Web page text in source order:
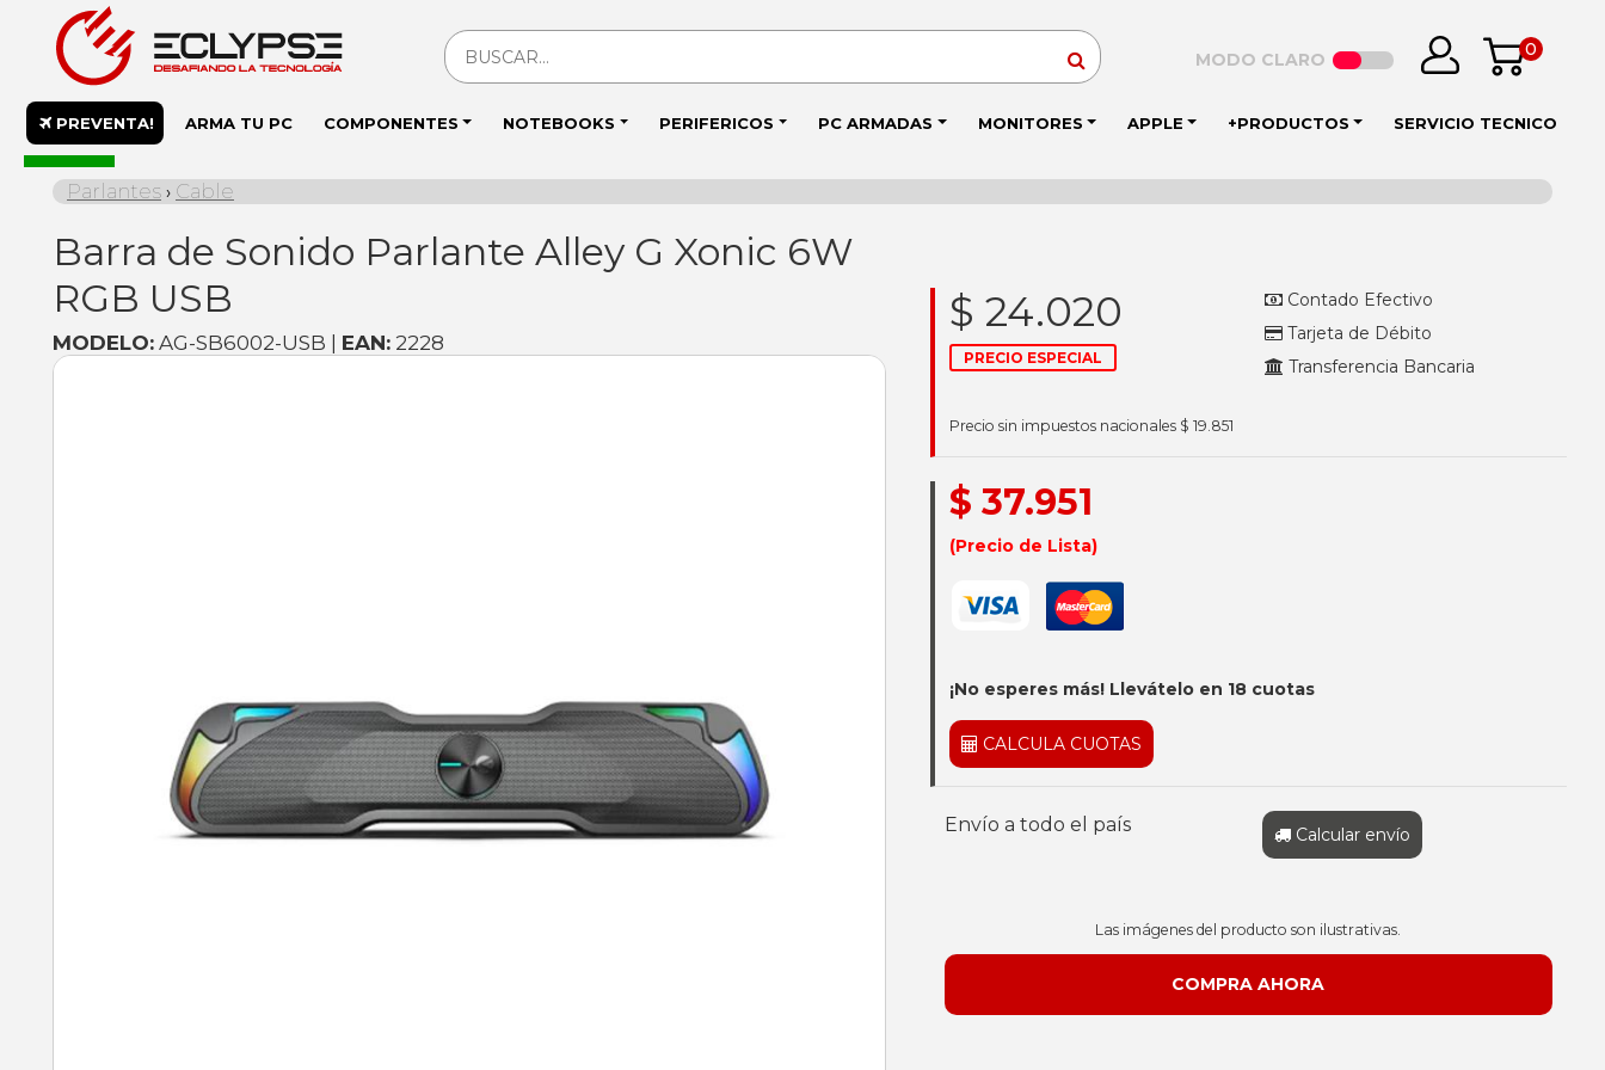
0
MODO CLARO
PREVENTA! ARMA TU PC COMPONENTES NOTEBOOKS PERIFERICOS PC ARMADAS MONITORES APPLE +PRODUCTOS SERVICIO TECNICO
Parlantes › Cable
Barra de Sonido Parlante Alley G Xonic 6W
RGB USB
MODELO: AG-SB6002-USB | EAN: 2228
$ 24.020
PRECIO ESPECIAL
Contado Efectivo
Tarjeta de Débito
Transferencia Bancaria
Precio sin impuestos nacionales $ 19.851
$ 37.951
(Precio de Lista)
¡No esperes más! Llevátelo en 18 cuotas
CALCULA CUOTAS
Envío a todo el país Calcular envío
En stock
Las imágenes del producto son ilustrativas.